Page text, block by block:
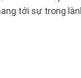
tới sự trong